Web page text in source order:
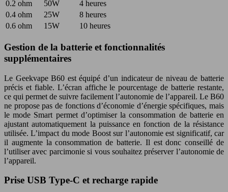
0.2 ohm
50W
4 heures
0.4 ohm
25W
8 heures
0.6 ohm
15W 10 heures
Gestion de la batterie et fonctionnalités
supplémentaires
Le Geekvape B60 est équipé d’un indicateur de niveau de batterie
précis et fiable. L’écran affiche le pourcentage de batterie restante,
ce qui permet de suivre facilement l’autonomie de l’appareil. Le B60
ne propose pas de fonctions d’économie d’énergie spécifiques, mais
le mode Smart permet d’optimiser la consommation de batterie en
ajustant automatiquement la puissance en fonction de la résistance
utilisée. L’impact du mode Boost sur l’autonomie est significatif, car
il augmente la consommation de batterie. Il est donc conseillé de
l’utiliser avec parcimonie si vous souhaitez préserver l’autonomie de
l’appareil.
Prise USB Type-C et recharge rapide